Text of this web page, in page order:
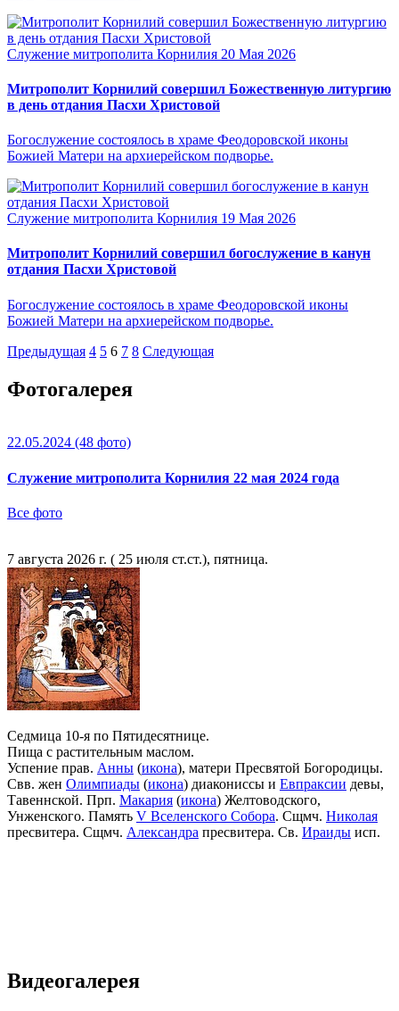
Служение митрополита Корнилия 20 Мая 2026
Митрополит Корнилий совершил Божественную литургию
в день отдания Пасхи Христовой
Богослужение состоялось в храме Феодоровской иконы
Божией Матери на архиерейском подворье.
Служение митрополита Корнилия 19 Мая 2026
Митрополит Корнилий совершил богослужение в канун
отдания Пасхи Христовой
Богослужение состоялось в храме Феодоровской иконы
Божией Матери на архиерейском подворье.
Предыдущая 4 5 6 7 8 Следующая
Фотогалерея
22.05.2024 (48 фото)
Служение митрополита Корнилия 22 мая 2024 года
Все фото
7 августа 2026 г. ( 25 июля ст.ст.), пятница.
Седмица 10-я по Пятидесятнице.
Пища с растительным маслом.
Успение прав. Анны (икона), матери Пресвятой Богородицы.
Свв. жен Олимпиады (икона) диакониссы и Евпраксии девы,
Тавеннской. Прп. Макария (икона) Желтоводского,
Унженского. Память V Вселенского Собора. Сщмч. Николая
пресвитера. Сщмч. Александра пресвитера. Св. Ираиды исп.
Видеогалерея